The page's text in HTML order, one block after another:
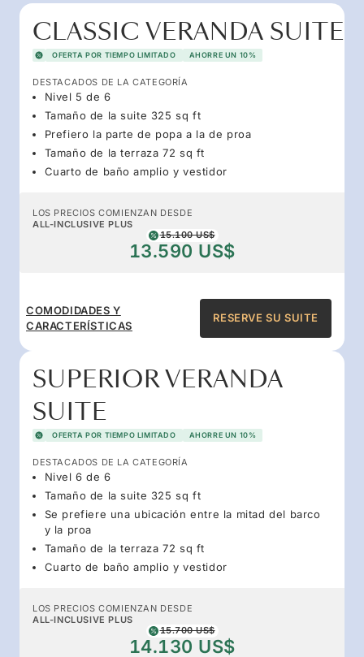
CLASSIC VERANDA SUITE
OFERTA POR TIEMPO LIMITADO AHORRE UN 10%
DESTACADOS DE LA CATEGORÍA
Nivel 5 de 6
Tamaño de la suite 325 sq ft
Prefiero la parte de popa a la de proa
Tamaño de la terraza 72 sq ft
Cuarto de baño amplio y vestidor
LOS PRECIOS COMIENZAN DESDE
ALL-INCLUSIVE PLUS
15.100 US$
13.590 US$
COMODIDADES Y
CARACTERÍSTICAS
RESERVE SU SUITE
SUPERIOR VERANDA
SUITE
OFERTA POR TIEMPO LIMITADO AHORRE UN 10%
DESTACADOS DE LA CATEGORÍA
Nivel 6 de 6
Tamaño de la suite 325 sq ft
Se prefiere una ubicación entre la mitad del barco
y la proa
Tamaño de la terraza 72 sq ft
Cuarto de baño amplio y vestidor
LOS PRECIOS COMIENZAN DESDE
ALL-INCLUSIVE PLUS
15.700 US$
14.130 US$